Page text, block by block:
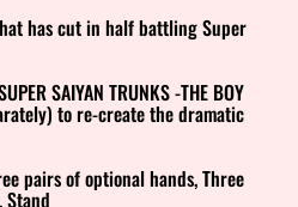
has cut in half battling Super
SAIYAN TRUNKS -THE BOY
to re-create the dramatic
pairs of optional hands, Three
Stand